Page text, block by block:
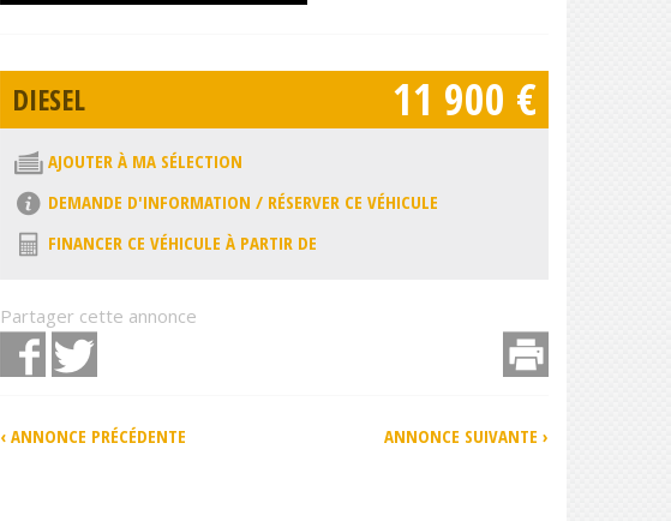
DIESEL 11 900 €
AJOUTER À MA SÉLECTION
DEMANDE D'INFORMATION / RÉSERVER CE VÉHICULE
FINANCER CE VÉHICULE À PARTIR DE
Partager cette annonce
Facebook
‹ ANNONCE PRÉCÉDENTE ANNONCE SUIVANTE ›